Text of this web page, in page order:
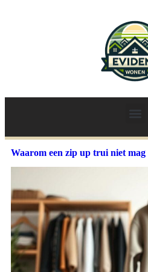
Waarom een zip up trui niet